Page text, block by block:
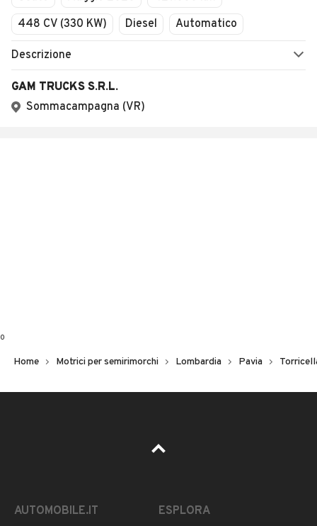
448 CV (330 KW)
Diesel Automatico
Descrizione
GAM TRUCKS S.R.L.
Sommacampagna (VR)
0
Home Motrici per semirimorchi Lombardia Pavia
AUTOMOBILE.IT
ESPLORA